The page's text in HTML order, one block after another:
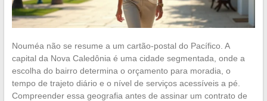
Nouméa não se resume a um cartão-postal do Pacífico. A
capital da Nova Caledônia é uma cidade segmentada, onde a
escolha do bairro determina o orçamento para moradia, o
tempo de trajeto diário e o nível de serviços acessíveis a pé.
Compreender essa geografia antes de assinar um contrato de